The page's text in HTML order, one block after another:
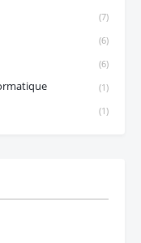
(7)
(6)
(6)
(1)
(1)